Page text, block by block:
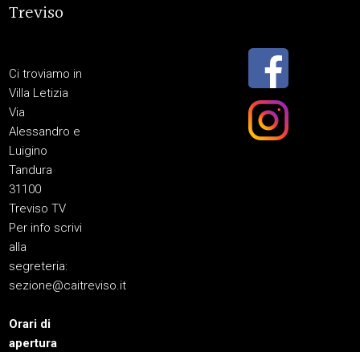
Treviso
Ci troviamo in
Villa Letizia
Via
Alessandro e
Luigino
Tandura
31100
Treviso TV
Per info scrivi
alla
segreteria:
sezione@caitreviso.it
Orari di
apertura